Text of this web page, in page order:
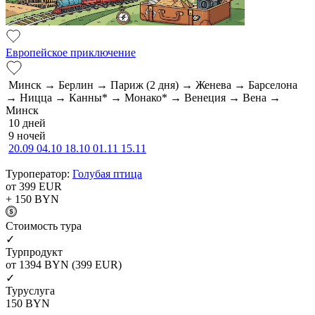
Европейское приключение
Минск → Берлин → Париж (2 дня) → Женева → Барселона
→ Ницца → Канны* → Монако* → Венеция → Вена →
Минск
10 дней
9 ночей
20.09 04.10 18.10 01.11 15.11
Туроператор: Голубая птица
от 399 EUR
+ 150 BYN
Cтоимость тура
✓
Турпродукт
от 1394 BYN (399 EUR)
✓
Туруслуга
150 BYN